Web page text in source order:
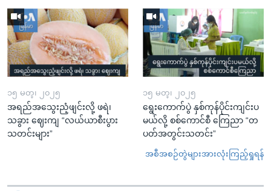
၁၅ မတ္၊ ၂၀၂၅
အရည်အသွေးညံ့ဖျင်းလို့ ဖရဲ၊
သခွား ဈေးကျ “လယ်ယာစီးပွား
သတင်းများ”
၁၅ မတ္၊ ၂၀၂၅
ရွေးကောက်ပွဲ နှစ်ကုန်ပိုင်းကျင်းပ
မယ်လို့ စစ်ကောင်စီ ကြေညာ “တ
ပတ်အတွင်းသတင်း”
အစီအစဉ်တွဲများအားလုံးကြည့်ရှုရန်